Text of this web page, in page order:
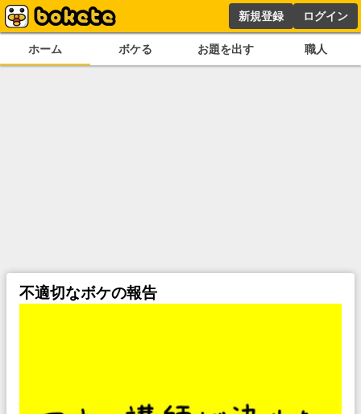
新規登録 ログイン
ホーム ボケる お題を出す 職人
不適切なボケの報告